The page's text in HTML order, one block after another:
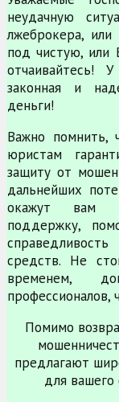
неудачную
лжеброкера,
под чистую, или
отчаивайтесь!
законная и
деньги!
Важно помнить,
юристам
защиту от
дальнейших
окажут вам
поддержку,
средств. Не
временем,
профессионалов,
Помимо
предлагают
для вашего